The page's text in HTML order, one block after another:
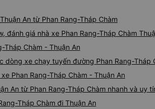
An từ Phan Rang-Tháp Chàm
đánh giá nhà xe Phan Rang-Tháp Chàm
Tháp Chàm - Thuận An
dòng xe chạy tuyến đường Phan Rang-Tháp
Phan Rang-Tháp Chàm - Thuận An
An từ Phan Rang-Tháp Chàm nhanh và uy
Tháp Chàm đi Thuận An